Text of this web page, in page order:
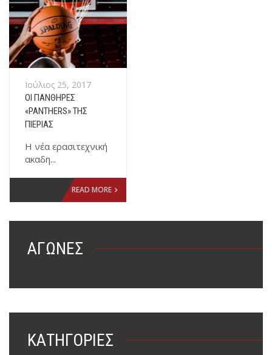
Ιούλιος 25, 2017
ΟΙ ΠΆΝΘΗΡΕΣ
«PANTHERS» ΤΗΣ
ΠΙΕΡΊΑΣ
Η νέα ερασιτεχνική
ακαδη...
READ MORE
ΑΓΏΝΕΣ
KΑΤΗΓΟΡΊΕΣ